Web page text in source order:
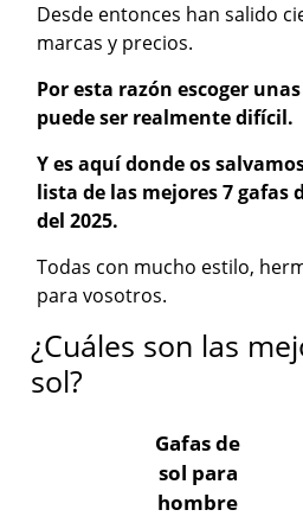
Desde entonces han salido
marcas y precios.
Por esta razón escoger
puede ser realmente difícil.
Y es aquí donde os
lista de las mejores 7 gafas
del 2025.
Todas con mucho estilo,
para vosotros.
¿Cuáles son las
sol?
Gafas de
sol para
hombre